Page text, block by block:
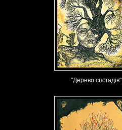
"Дерево спогадів"